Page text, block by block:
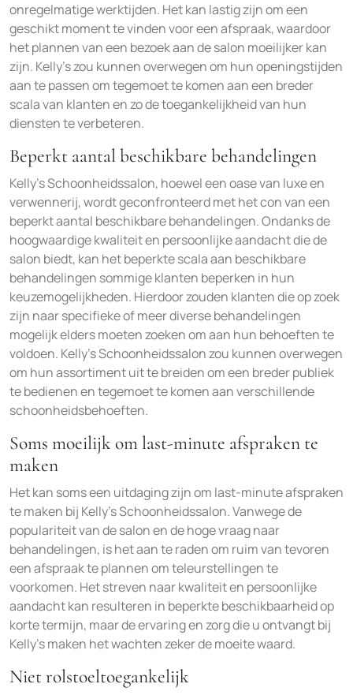
onregelmatige werktijden. Het kan lastig zijn om een
geschikt moment te vinden voor een afspraak, waardoor
het plannen van een bezoek aan de salon moeilijker kan
zijn. Kelly’s zou kunnen overwegen om hun openingstijden
aan te passen om tegemoet te komen aan een breder
scala van klanten en zo de toegankelijkheid van hun
diensten te verbeteren.
Beperkt aantal beschikbare behandelingen
Kelly’s Schoonheidssalon, hoewel een oase van luxe en
verwennerij, wordt geconfronteerd met het con van een
beperkt aantal beschikbare behandelingen. Ondanks de
hoogwaardige kwaliteit en persoonlijke aandacht die de
salon biedt, kan het beperkte scala aan beschikbare
behandelingen sommige klanten beperken in hun
keuzemogelijkheden. Hierdoor zouden klanten die op zoek
zijn naar specifieke of meer diverse behandelingen
mogelijk elders moeten zoeken om aan hun behoeften te
voldoen. Kelly’s Schoonheidssalon zou kunnen overwegen
om hun assortiment uit te breiden om een breder publiek
te bedienen en tegemoet te komen aan verschillende
schoonheidsbehoeften.
Soms moeilijk om last-minute afspraken te
maken
Het kan soms een uitdaging zijn om last-minute afspraken
te maken bij Kelly’s Schoonheidssalon. Vanwege de
populariteit van de salon en de hoge vraag naar
behandelingen, is het aan te raden om ruim van tevoren
een afspraak te plannen om teleurstellingen te
voorkomen. Het streven naar kwaliteit en persoonlijke
aandacht kan resulteren in beperkte beschikbaarheid op
korte termijn, maar de ervaring en zorg die u ontvangt bij
Kelly’s maken het wachten zeker de moeite waard.
Niet rolstoeltoegankelijk